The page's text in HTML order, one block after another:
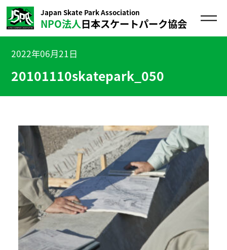
Japan Skate Park Association
NPO法人日本スケートパーク協会
2022年06月21日
20101110skatepark_050